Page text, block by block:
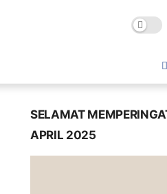
SELAMAT
APRIL 2025